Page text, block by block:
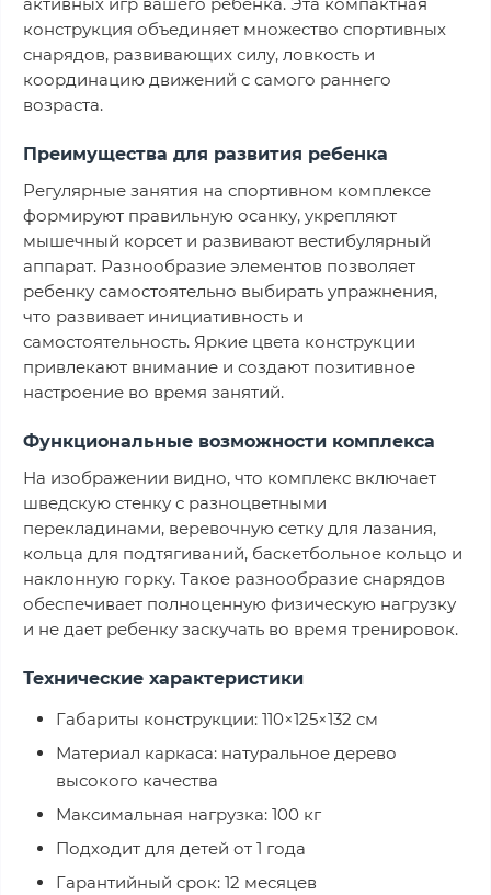
активных игр вашего ребенка. Эта компактная
конструкция объединяет множество спортивных
снарядов, развивающих силу, ловкость и
координацию движений с самого раннего
возраста.
Преимущества для развития ребенка
Регулярные занятия на спортивном комплексе
формируют правильную осанку, укрепляют
мышечный корсет и развивают вестибулярный
аппарат. Разнообразие элементов позволяет
ребенку самостоятельно выбирать упражнения,
что развивает инициативность и
самостоятельность. Яркие цвета конструкции
привлекают внимание и создают позитивное
настроение во время занятий.
Функциональные возможности комплекса
На изображении видно, что комплекс включает
шведскую стенку с разноцветными
перекладинами, веревочную сетку для лазания,
кольца для подтягиваний, баскетбольное кольцо и
наклонную горку. Такое разнообразие снарядов
обеспечивает полноценную физическую нагрузку
и не дает ребенку заскучать во время тренировок.
Технические характеристики
Габариты конструкции: 110×125×132 см
Материал каркаса: натуральное дерево
высокого качества
Максимальная нагрузка: 100 кг
Подходит для детей от 1 года
Гарантийный срок: 12 месяцев